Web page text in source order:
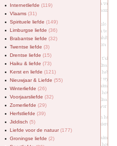
Internetliefde (119)
Vlaams (31)
Spirituele liefde (149)
Limburgse liefde (36)
Brabantse liefde (32)
Twentse liefde (3)
Drentse liefde (15)
Haiku & liefde (73)
Kerst en liefde (121)
Nieuwjaar & Liefde (55)
Winterliefde (26)
Voorjaarsliefde (32)
Zomerliefde (29)
Herfstliefde (39)
Jiddisch (5)
Liefde voor de natuur(177)
Groningse liefde (2)